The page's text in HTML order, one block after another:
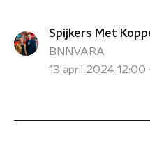
Spijkers Met
BNNVARA
13 april 2024 12:00